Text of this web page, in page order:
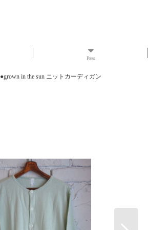
Press
●grown in the sun ニットカーディガン